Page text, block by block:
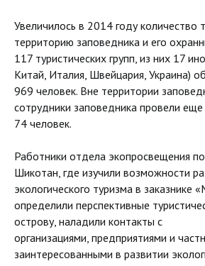
Увеличилось в 2014 году количество
территорию заповедника и его
117 туристических групп, из них 17
Китай, Италия, Швейцария, Украина)
969 человек. Вне территории
сотрудники заповедника провели еще
74 человек.
Работники отдела экопросвещения
Шикотан, где изучили возможности
экологического туризма в заказнике
определили перспективные
острову, наладили контакты с
организациями, предприятиями и
заинтересованными в развитии